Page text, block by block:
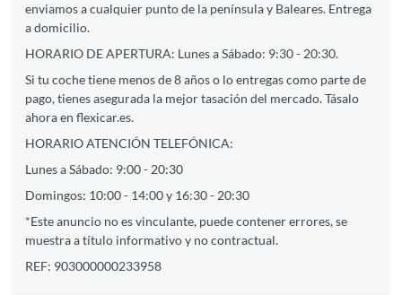
enviamos a cualquier punto de la península y Baleares. Entrega
a domicilio.
HORARIO DE APERTURA: Lunes a Sábado: 9:30 - 20:30.
Si tu coche tiene menos de 8 años o lo entregas como parte de
pago, tienes asegurada la mejor tasación del mercado. Tásalo
ahora en flexicar.es.
HORARIO ATENCIÓN TELEFÓNICA:
Lunes a Sábado: 9:00 - 20:30
Domingos: 10:00 - 14:00 y 16:30 - 20:30
*Este anuncio no es vinculante, puede contener errores, se
muestra a título informativo y no contractual.
REF: 903000000233958